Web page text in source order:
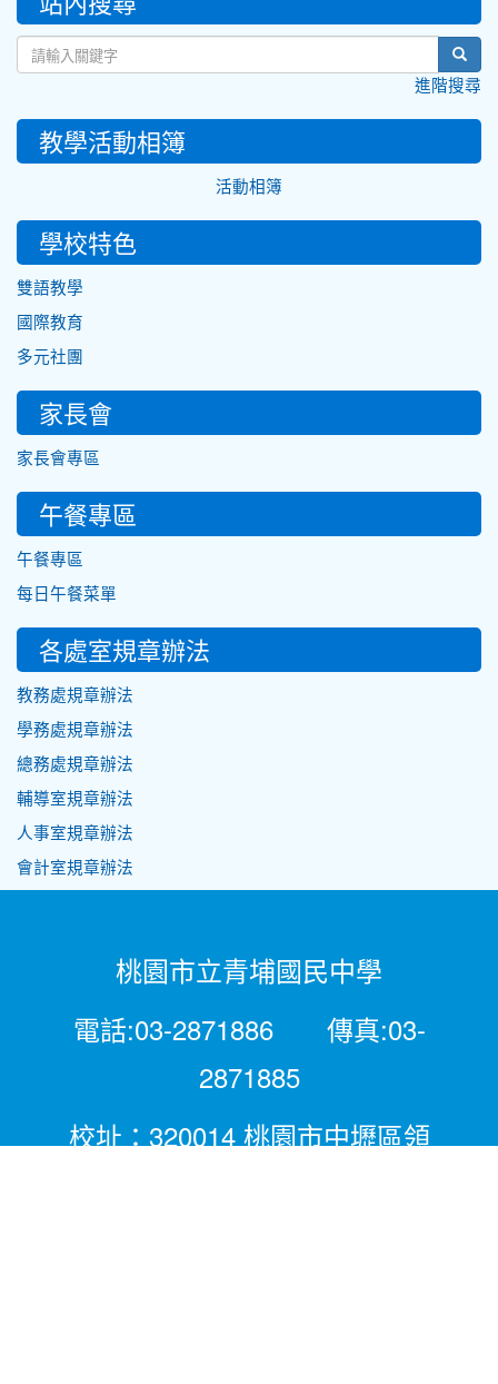
進階搜尋
教學活動相簿
活動相簿
學校特色
雙語教學
國際教育
多元社團
家長會
家長會專區
午餐專區
午餐專區
每日午餐菜單
各處室規章辦法
教務處規章辦法
學務處規章辦法
總務處規章辦法
輔導室規章辦法
人事室規章辦法
會計室規章辦法
桃園市立青埔國民中學
電話:03-2871886 傳真:03-
2871885
校址：320014 桃園市中壢區領